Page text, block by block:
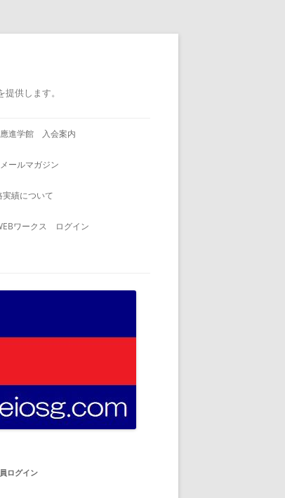
供します。
進学館 入会案内
ールマガジン
績について
ワークス ログイン
ログイン